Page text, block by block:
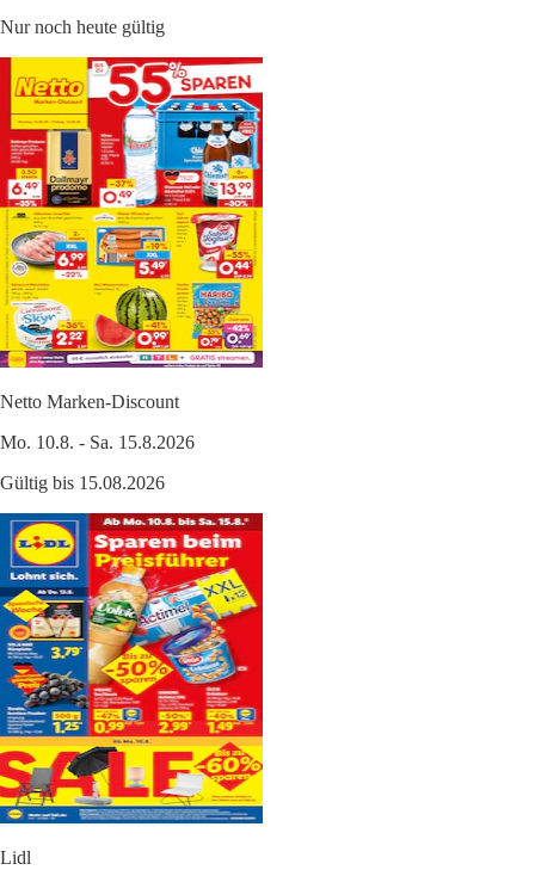
Nur noch heute gültig
Netto Marken-Discount
Mo. 10.8. - Sa. 15.8.2026
Gültig bis 15.08.2026
Lidl